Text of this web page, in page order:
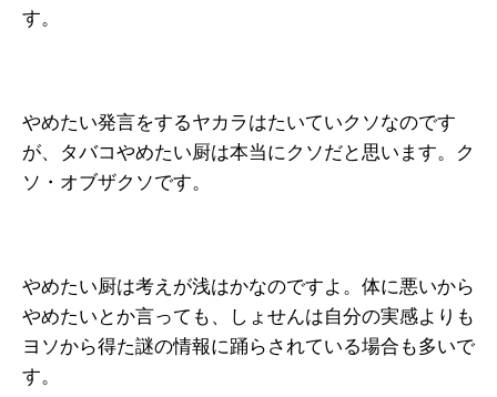
す。
やめたい発言をするヤカラはたいていクソなのです
が、タバコやめたい厨は本当にクソだと思います。ク
ソ・オブザクソです。
やめたい厨は考えが浅はかなのですよ。体に悪いから
やめたいとか言っても、しょせんは自分の実感よりも
ヨソから得た謎の情報に踊らされている場合も多いで
す。